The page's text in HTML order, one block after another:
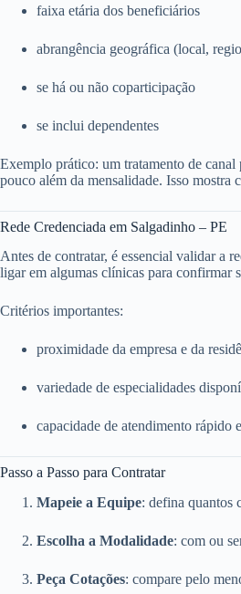
faixa etária dos beneficiários
abrangência geográfica (local,
se há ou não coparticipação
se inclui dependentes
Exemplo prático: um tratamento de
pouco além da mensalidade. Isso mostra
Rede Credenciada em Salgadinho – PE
Antes de contratar, é essencial validar a
ligar em algumas clínicas para confirmar
Critérios importantes:
proximidade da empresa e da
variedade de especialidades
capacidade de atendimento rápido
Passo a Passo para Contratar
Mapeie a Equipe: defina quantos
Escolha a Modalidade: com ou
Peça Cotações: compare pelo